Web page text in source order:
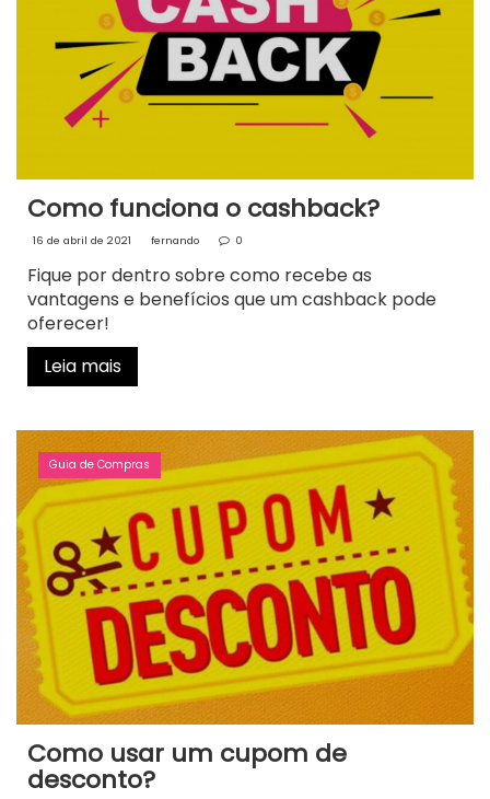
Como funciona o cashback?
16 de abril de 2021 fernando 0
Fique por dentro sobre como recebe as
vantagens e benefícios que um cashback pode
oferecer!
Leia mais
Guia de Compras
Como usar um cupom de
desconto?